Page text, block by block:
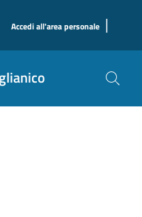
Accedi all'area personale |